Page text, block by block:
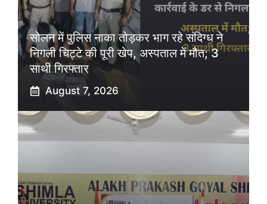
सोलन में पुलिस नाका तोड़कर भाग रहे संदिग्ध ने
निगली चिट्टे की पूरी खेप, अस्पताल में मौत; 3
साथी गिरफ्तार
August 7, 2026